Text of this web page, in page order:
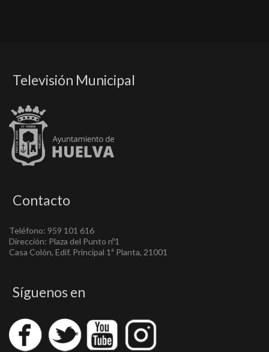
Televisión Municipal
Contacto
Teléfono: 959 101 616
Dirección: Plaza del Punto nº1
Casa Colón, Edif. Principal 1ª Planta, 21001
Síguenos en